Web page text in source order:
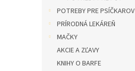
POTREBY PRE PSÍČKAROV
PRÍRODNÁ LEKÁREŇ
MAČKY
AKCIE A ZĽAVY
KNIHY O BARFE